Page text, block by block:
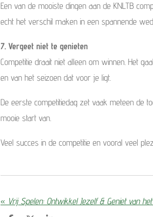
Een van de mooiste dingen aan de KNLTB
echt het verschil maken in een spannende
7. Vergeet niet te genieten
Competitie draait niet alleen om winnen. Het
en van het seizoen dat voor je ligt.
De eerste competitiedag zet vaak meteen de
mooie start van.
Veel succes in de competitie en vooral veel
« Vrij Spelen: Ontwikkel Jezelf & Geniet van